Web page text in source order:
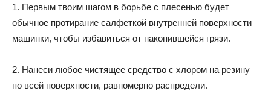
1. Первым твоим шагом в борьбе с плесенью будет
обычное протирание салфеткой внутренней поверхности
машинки, чтобы избавиться от накопившейся грязи.
2. Нанеси любое чистящее средство с хлором на резину
по всей поверхности, равномерно распредели.